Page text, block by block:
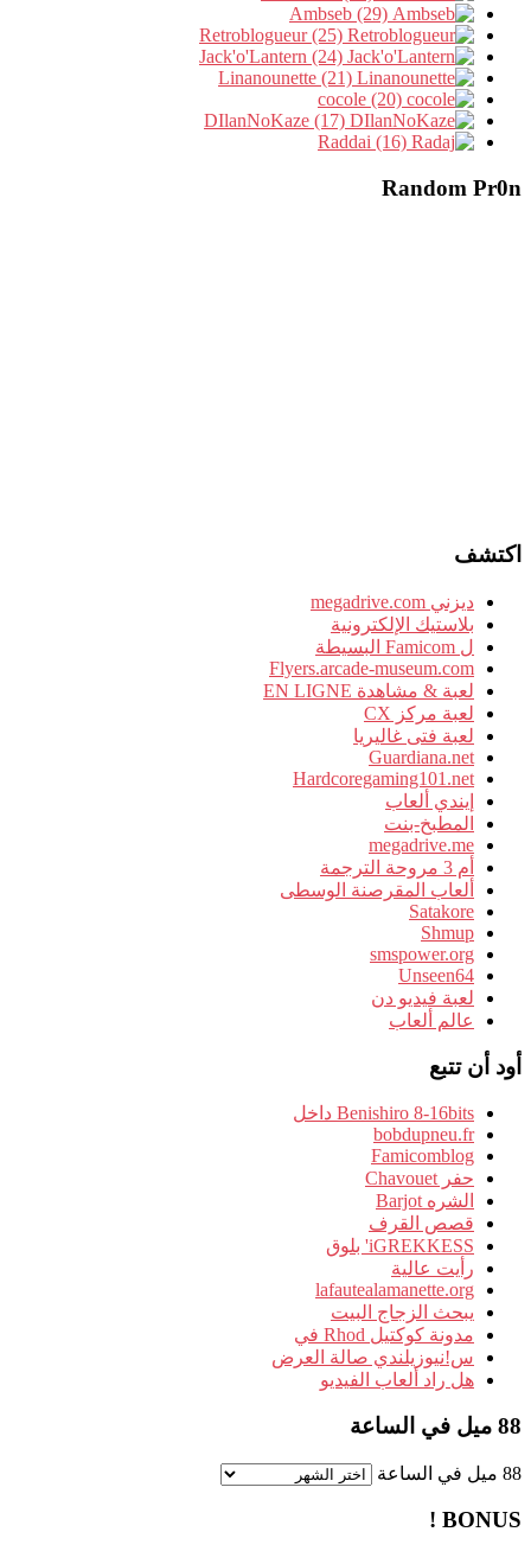
Random Pr0n
اكتشف
ديزني megadrive.com
بلاستيك الإلكترونية
ل Famicom البسيطة
Flyers.arcade-museum.com
لعبة & مشاهدة EN LIGNE
لعبة مركز CX
لعبة فتى غاليريا
Guardiana.net
Hardcoregaming101.net
إيندي ألعاب
المطبخ-بنت
megadrive.me
أم 3 مروحة الترجمة
ألعاب المقرصنة الوسطى
Satakore
Shmup
smspower.org
Unseen64
لعبة فيديو دن
عالم ألعاب
أود أن تتبع
Benishiro 8-16bits داخل
bobdupneu.fr
Famicomblog
حفر Chavouet
الشره Barjot
قصص القرف
iGREKKESS' بلوق
رأيت عالية
lafautealamanette.org
يبحث الزجاج البيت
مدونة كوكتيل Rhod في
س!نيوزيلندي صالة العرض
هل راد ألعاب الفيديو
88 ميل في الساعة
88 ميل في الساعة
BONUS !